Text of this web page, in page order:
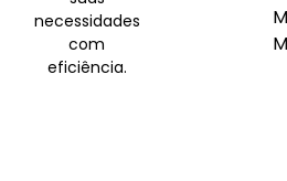
necessidades
com
eficiência.